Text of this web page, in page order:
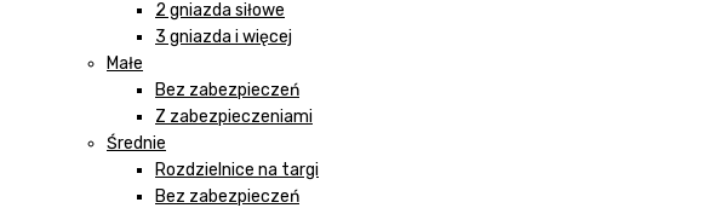
2 gniazda siłowe
3 gniazda i więcej
Małe
Bez zabezpieczeń
Z zabezpieczeniami
Średnie
Rozdzielnice na targi
Bez zabezpieczeń